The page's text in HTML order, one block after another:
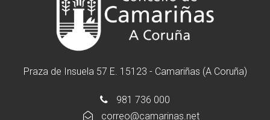
Praza de Insuela 57 E. 15123 - Camariñas (A Coruña)
981 736 000
correo@camarinas.net